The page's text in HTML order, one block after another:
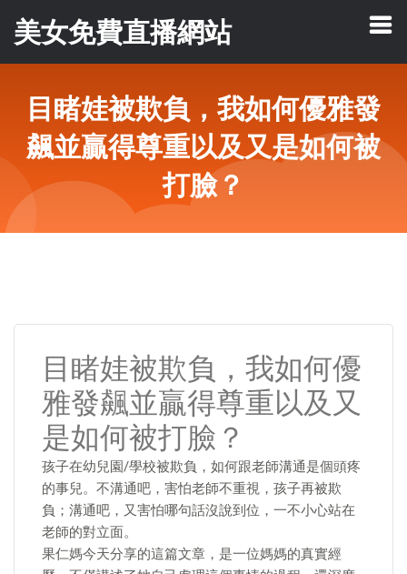
美女免費直播網站
目睹娃被欺負，我如何優雅發
飆並贏得尊重以及又是如何被
打臉？
目睹娃被欺負，我如何優
雅發飆並贏得尊重以及又
是如何被打臉？
孩子在幼兒園/學校被欺負，如何跟老師溝通是個頭疼
的事兒。不溝通吧，害怕老師不重視，孩子再被欺
負；溝通吧，又害怕哪句話沒說到位，一不小心站在
老師的對立面。
果仁媽今天分享的這篇文章，是一位媽媽的真實經